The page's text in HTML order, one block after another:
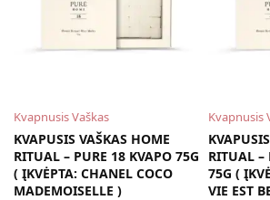
Kvapnusis Vaškas
KVAPUSIS VAŠKAS HOME
RITUAL – PURE 18 KVAPO 75G
( ĮKVĖPTA: CHANEL COCO
MADEMOISELLE )
Kvapnusis
RITUAL –
75G (
VIE EST